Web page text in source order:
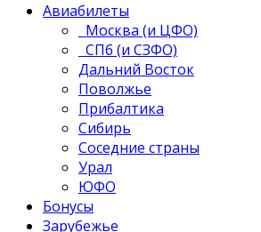
Авиабилеты
Москва (и ЦФО)
СПб (и СЗФО)
Дальний Восток
Поволжье
Прибалтика
Сибирь
Соседние страны
Урал
ЮФО
Бонусы
Зарубежье